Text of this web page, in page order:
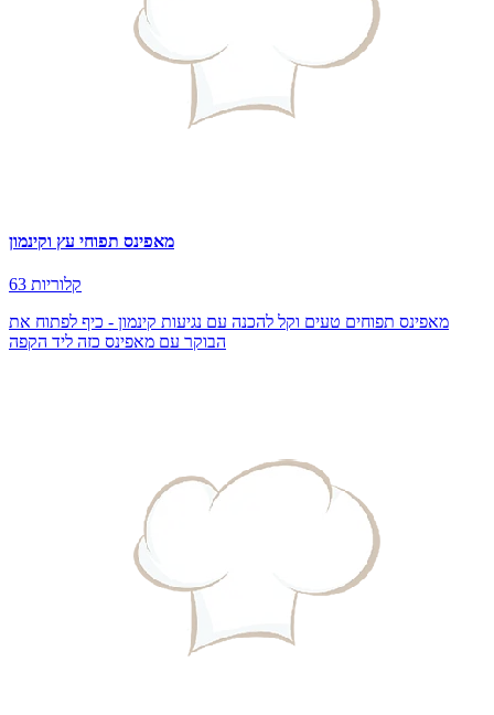
מאפינס תפוחי עץ וקינמון
63 קלוריות
מאפינס תפוחים טעים וקל להכנה עם נגיעות קינמון - כיף לפתוח את
הבוקר עם מאפינס כזה ליד הקפה